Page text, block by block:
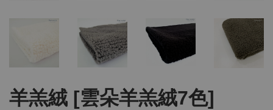
羊羔絨 [雲朵羊羔絨7色]